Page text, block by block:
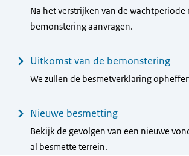
Na het verstrijken van de wachtperiode
bemonstering aanvragen.
Uitkomst van de bemonstering
We zullen de besmetverklaring
Nieuwe besmetting
Bekijk de gevolgen van een nieuwe
al besmette terrein.